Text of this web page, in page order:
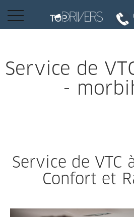
INSCRIPTION CLIENT
Conduire
Basculer
Service de
-
Service de VTC
Confort et